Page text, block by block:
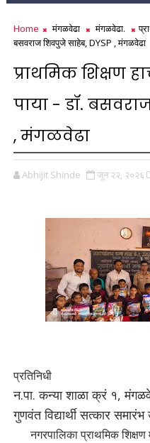
Home मंगळवेढा मंगळवेढा.
बसवराज शिवपुजे साहेब, DYSP , मंगळवेढा
प्राथमिक शिक्षण
पाया - डॉ.
, मंगळवेढा
Abhijit Shinde जून २२, २०२६
प्रतिनिधी
न.पा. कन्या शाळा क्रं १,
गुणवंत विद्यार्थी सत्कार
नगरपालिका प्राथमिक